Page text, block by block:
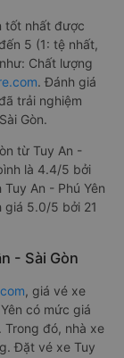
tốt nhất được
5 (1: tệ nhất,
Chất lượng
. Đánh giá
trải nghiệm
Gòn.
từ Tuy An -
là 4.4/5 bởi
An - Phú Yên
giá 5.0/5 bởi 21
- Sài Gòn
, giá vé xe
có mức giá
đó, nhà xe
Đặt vé xe Tuy